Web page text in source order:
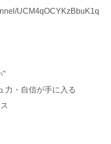
UCM4qOCYKzBbuK1q
力・自信が手に入る